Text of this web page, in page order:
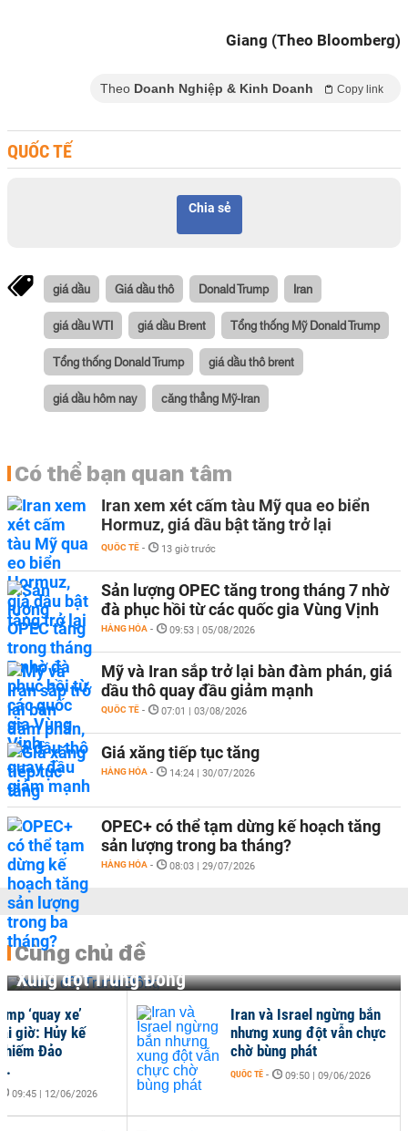
Giang (Theo Bloomberg)
Theo Doanh Nghiệp & Kinh Doanh Copy link
QUỐC TẾ
Chia sẻ
giá dầu Giá dầu thô Donald Trump Iran
giá dầu WTI giá dầu Brent Tổng thống Mỹ Donald Trump
Tổng thống Donald Trump giá dầu thô brent
giá dầu hôm nay căng thẳng Mỹ-Iran
Có thể bạn quan tâm
Iran xem xét cấm tàu Mỹ qua eo biển
Hormuz, giá dầu bật tăng trở lại
QUỐC TẾ - 13 giờ trước
Sản lượng OPEC tăng trong tháng 7 nhờ
đà phục hồi từ các quốc gia Vùng Vịnh
HÀNG HÓA - 09:53 | 05/08/2026
Mỹ và Iran sắp trở lại bàn đàm phán, giá
dầu thô quay đầu giảm mạnh
QUỐC TẾ - 07:01 | 03/08/2026
Giá xăng tiếp tục tăng
HÀNG HÓA - 14:24 | 30/07/2026
OPEC+ có thể tạm dừng kế hoạch tăng
sản lượng trong ba tháng?
HÀNG HÓA - 08:03 | 29/07/2026
Cùng chủ đề
Xung đột Trung Đông
‘quay xe’
giờ: Hủy kế
Đảo
09:45 | 12/06/2026
Iran và Israel ngừng bắn
nhưng xung đột vẫn chực
chờ bùng phát
QUỐC TẾ - 09:50 | 09/06/2026